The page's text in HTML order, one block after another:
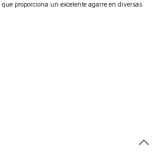
que proporciona un excelente agarre en diversas